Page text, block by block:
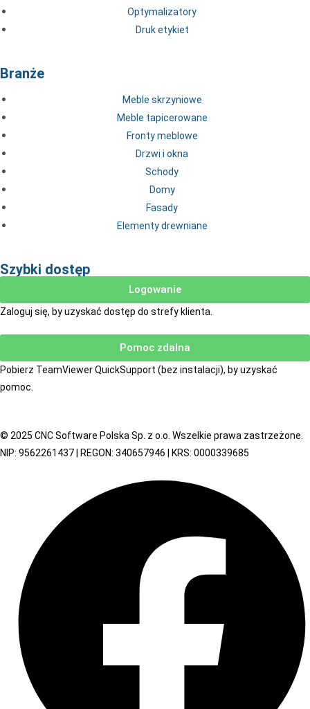
Optymalizatory
Druk etykiet
Branże
Meble skrzyniowe
Meble tapicerowane
Fronty meblowe
Drzwi i okna
Schody
Domy
Fasady
Elementy drewniane
Szybki dostęp
Logowanie
Zaloguj się, by uzyskać dostęp do strefy klienta.
Pomoc zdalna
Pobierz TeamViewer QuickSupport (bez instalacji), by uzyskać
pomoc.
© 2025 CNC Software Polska Sp. z o.o. Wszelkie prawa zastrzeżone.
NIP: 9562261437 | REGON: 340657946 | KRS: 0000339685